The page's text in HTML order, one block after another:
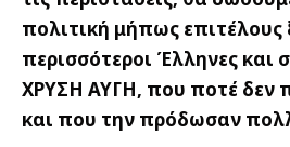
πολιτική μήπως
περισσότεροι Έλληνες και
ΧΡΥΣΗ ΑΥΓΗ, που ποτέ δεν
και που την πρόδωσαν